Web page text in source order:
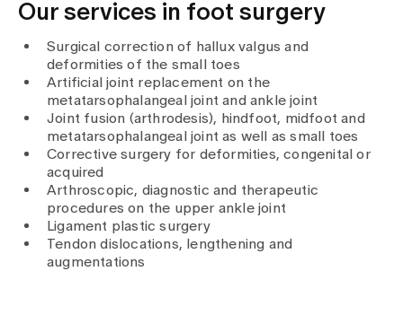
Contact us
Baby gallery
Blog
Media
Publications
Our services in foot surgery
Surgical correction of hallux valgus and
deformities of the small toes
Artificial joint replacement on the
metatarsophalangeal joint and ankle joint
Joint fusion (arthrodesis), hindfoot, midfoot and
metatarsophalangeal joint as well as small toes
Corrective surgery for deformities, congenital or
acquired
Arthroscopic, diagnostic and therapeutic
procedures on the upper ankle joint
Ligament plastic surgery
Tendon dislocations, lengthening and
augmentations